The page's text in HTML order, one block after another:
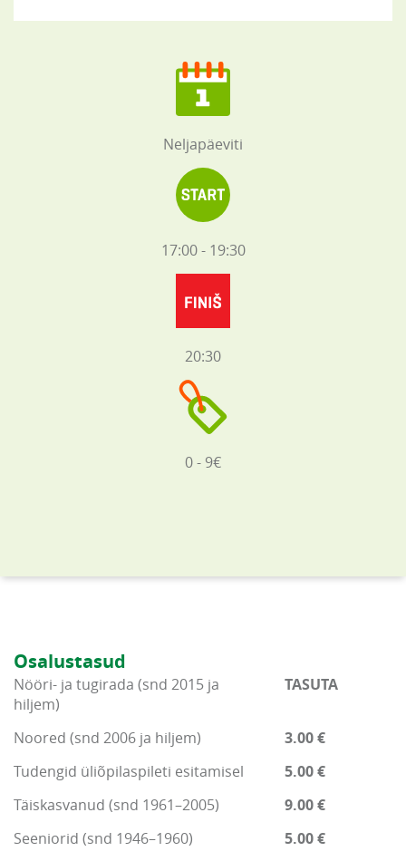
Neljapäeviti
17:00 - 19:30
20:30
0 - 9€
Osalustasud
Nööri- ja tugirada (snd 2015 ja
hiljem)
TASUTA
Noored (snd 2006 ja hiljem)
3.00 €
Tudengid üliõpilaspileti esitamisel
5.00 €
Täiskasvanud (snd 1961–2005)
9.00 €
Seeniorid (snd 1946–1960)
5.00 €